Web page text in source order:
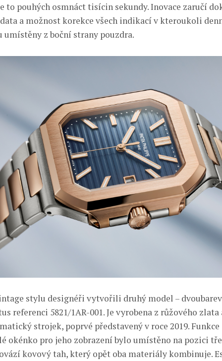
to pouhých osmnáct tisícin sekundy. Inovace zaručí
a možnost korekce všech indikací v kteroukoli
umístěny z boční strany pouzdra.
stylu designéři vytvořili druhý model –
referenci 5821/1AR-001. Je vyrobena z růžového zlata
strojek, poprvé představený v roce 2019. Funkce
okénko pro jeho zobrazení bylo umístěno na pozici
kovový tah, který opět oba materiály kombinuje.